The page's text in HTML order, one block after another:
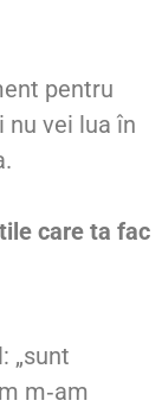
pentru
vei lua în
care ta fac
„sunt
m‑am